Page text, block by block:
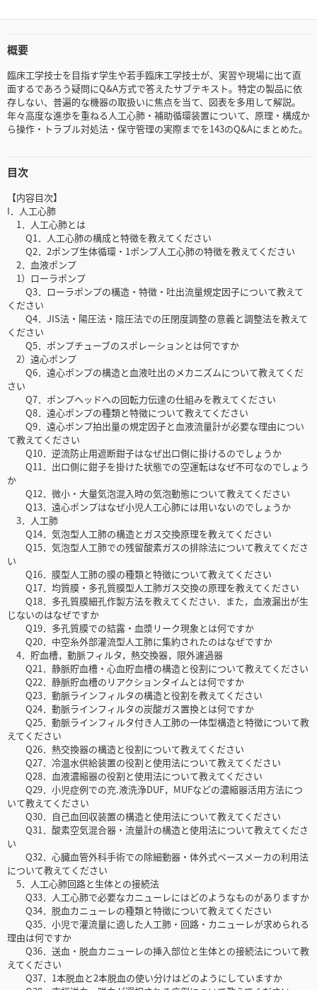
概要
臨床工学技士を目指す学生や若手臨床工学技士が、実習や現場に出て直
面するであろう疑問にQ&A方式で答えたサブテキスト。特定の製品に依
存しない、普遍的な機器の取扱いに焦点を当て、図表を多用して解説。
年々高度な進歩を重ねる人工心肺・補助循環装置について、原理・構成か
ら操作・トラブル対処法・保守管理の実際までを143のQ&Aにまとめた。
目次
【内容目次】
I．人工心肺
1．人工心肺とは
Q1．人工心肺の構成と特徴を教えてください
Q2．2ポンプ生体循環・1ポンプ人工心肺の特徴を教えてください
2．血液ポンプ
1）ローラポンプ
Q3．ローラポンプの構造・特徴・吐出流量規定因子について教えて
ください
Q4．JIS法・陽圧法・陰圧法での圧閉度調整の意義と調整法を教えて
ください
Q5．ポンプチューブのスポレーションとは何ですか
2）遠心ポンプ
Q6．遠心ポンプの構造と血液吐出のメカニズムについて教えてくだ
さい
Q7．ポンプヘッドへの回転力伝達の仕組みを教えてください
Q8．遠心ポンプの種類と特徴について教えてください
Q9．遠心ポンプ拍出量の規定因子と血液流量計が必要な理由につい
て教えてください
Q10．逆流防止用遮断鉗子はなぜ出口側に掛けるのでしょうか
Q11．出口側に鉗子を掛けた状態での空運転はなぜ不可なのでしょう
か
Q12．微小・大量気泡混入時の気泡動態について教えてください
Q13．遠心ポンプはなぜ小児人工心肺には用いないのでしょうか
3．人工肺
Q14．気泡型人工肺の構造とガス交換原理を教えてください
Q15．気泡型人工肺での残留酸素ガスの排除法について教えてくださ
い
Q16．膜型人工肺の膜の種類と特徴について教えてください
Q17．均質膜・多孔質膜型人工肺ガス交換の原理を教えてください
Q18．多孔質膜細孔作製方法を教えてください．また，血液漏出が生
じないのはなぜですか
Q19．多孔質膜での結露・血漿リーク現象とは何ですか
Q20．中空糸外部灌流型人工肺に集約されたのはなぜですか
4．貯血槽，動脈フィルタ，熱交換器，限外濾過器
Q21．静脈貯血槽・心血貯血槽の構造と役割について教えてください
Q22．静脈貯血槽のリアクションタイムとは何ですか
Q23．動脈ラインフィルタの構造と役割を教えてください
Q24．動脈ラインフィルタの炭酸ガス置換とは何ですか
Q25．動脈ラインフィルタ付き人工肺の一体型構造と特徴について教
えてください
Q26．熱交換器の構造と役割について教えてください
Q27．冷温水供給装置の役割と使用法について教えてください
Q28．血液濃縮器の役割と使用法について教えてください
Q29．小児症例での充.液洗浄DUF，MUFなどの濃縮器活用方法につ
いて教えてください
Q30．自己血回収装置の構造と使用法について教えてください
Q31．酸素空気混合器・流量計の構造と使用法について教えてくださ
い
Q32．心臓血管外科手術での除細動器・体外式ペースメーカの利用法
について教えてください
5．人工心肺回路と生体との接続法
Q33．人工心肺で必要なカニューレにはどのようなものがありますか
Q34．脱血カニューレの種類と特徴について教えてください
Q35．小児で灌流量に適した人工肺・回路・カニューレが求められる
理由は何ですか
Q36．送血・脱血カニューレの挿入部位と生体との接続法について教
えてください
Q37．1本脱血と2本脱血の使い分けはどのようにしていますか